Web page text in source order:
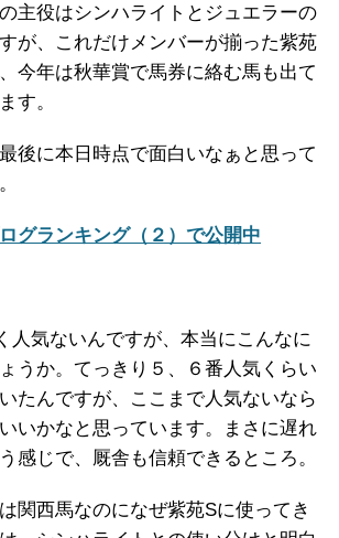
主役はシンハライトとジュエラーの
が、これだけメンバーが揃った紫苑
今年は秋華賞で馬券に絡む馬も出て
す。
後に本日時点で面白いなぁと思って
グランキング（２）で公開中
人気ないんですが、本当にこんなに
うか。てっきり５、６番人気くらい
たんですが、ここまで人気ないなら
いかなと思っています。まさに遅れ
感じで、厩舎も信頼できるところ。
関西馬なのになぜ紫苑Sに使ってき